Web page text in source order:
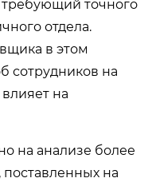
точного
отдела.
в этом
сотрудников на
на
на анализе более
на